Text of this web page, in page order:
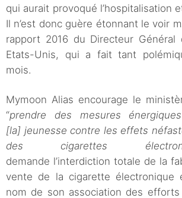
qui aurait provoqué l’hospitalisation
Il n’est donc guère étonnant le voir
rapport 2016 du Directeur Général
Etats-Unis, qui a fait tant
mois.
Mymoon Alias encourage le
“prendre des mesures
[la] jeunesse contre les effets
des cigarettes
demande l’interdiction totale de la
vente de la cigarette électronique
nom de son association des